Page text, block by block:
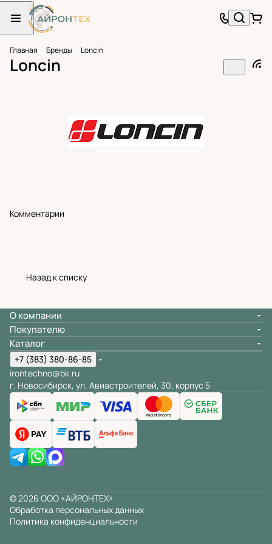
Главная Бренды Loncin
Loncin
Комментарии
Назад к списку
О компании
Покупателю
Каталог
+7 (383) 380-86-85
irontechno@bk.ru
г. Новосибирск, ул. Авиастроителей, 30, корпус 5
© 2026 ООО «АЙРОНТЕХ»
Обработка персональных данных
Политика конфиденциальности